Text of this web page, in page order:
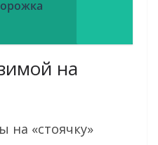
на
на «стоячку»